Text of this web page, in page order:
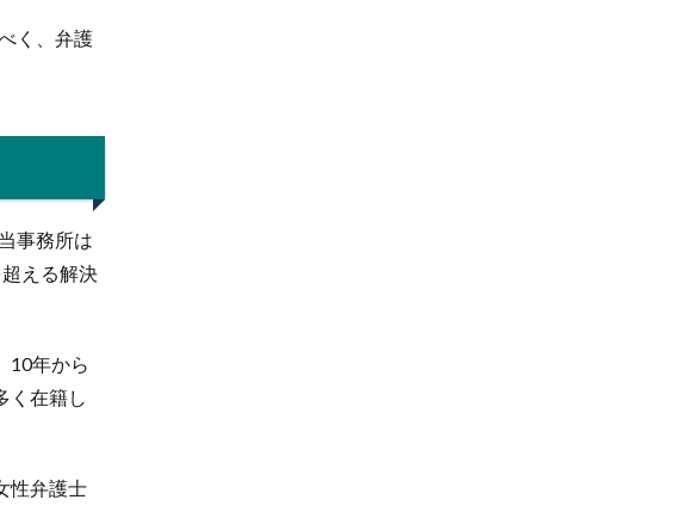
く、弁護
事務所は
える解決
10年から
く在籍し
性弁護士